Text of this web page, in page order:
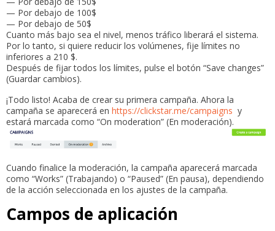
— Por debajo de 100$
— Por debajo de 50$
Cuanto más bajo sea el nivel, menos tráfico liberará el sistema.
Por lo tanto, si quiere reducir los volúmenes, fije límites no
inferiores a 210 $.
Después de fijar todos los límites, pulse el botón “Save changes”
(Guardar cambios).
¡Todo listo! Acaba de crear su primera campaña. Ahora la
campaña se aparecerá en https://clickstar.me/campaigns y
estará marcada como “On moderation” (En moderación).
Cuando finalice la moderación, la campaña aparecerá marcada
como “Works” (Trabajando) o “Paused” (En pausa), dependiendo
de la acción seleccionada en los ajustes de la campaña.
Campos de aplicación